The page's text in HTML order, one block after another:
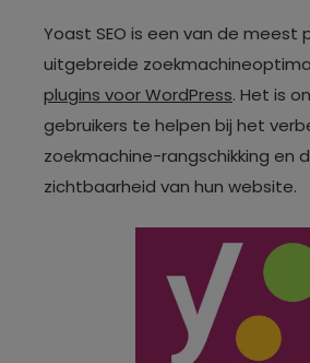
Yoast SEO is een van de meest
uitgebreide
plugins voor WordPress. Het is
gebruikers te helpen bij het
zoekmachine-rangschikking en
zichtbaarheid van hun website.